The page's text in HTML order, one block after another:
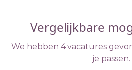
Vergelijkbare
We hebben 4 vacatures
je passen.